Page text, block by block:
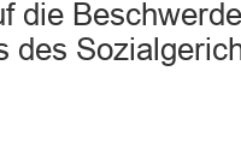
die
des